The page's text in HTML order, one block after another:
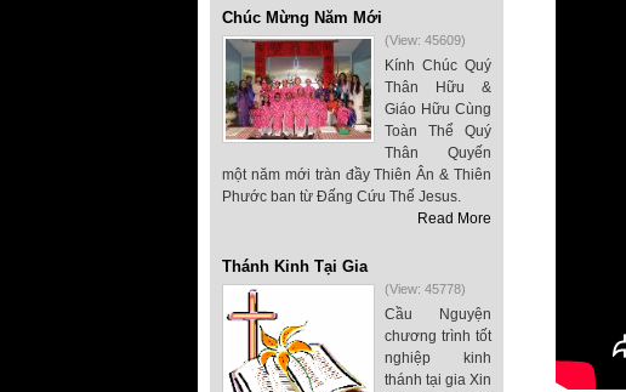
Chúc Mừng Năm Mới
(View: 45609)
Kính Chúc Quý
Thân Hữu &
Giáo Hữu Cùng
Toàn Thể Quý
Thân Quyến
một năm mới tràn đầy Thiên Ân & Thiên
Phước ban từ Đấng Cứu Thế Jesus.
Read More
Thánh Kinh Tại Gia
(View: 45778)
Cầu Nguyện
chương trình tốt
nghiệp kinh
thánh tại gia Xin